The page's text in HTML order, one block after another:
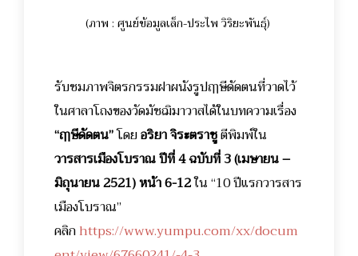
(ภาพ : ศูนย์ข้อมูลเล็ก-ประไพ วิริยะพันธุ์)
รับชมภาพจิตรกรรมฝาผนังรูปฤๅษีดัดตนที่วาดไว้
ในศาลาโถงของวัดมัชฌิมาวาสได้ในบทความเรื่อง
“ฤๅษีดัดตน”โดยอริยา จิระตราชูตีพิมพ์ใน
วารสารเมืองโบราณ ปีที่ 4 ฉบับที่ 3 (เมษายน –
มิถุนายน 2521) หน้า 6-12ใน “10 ปีแรกวารสาร
เมืองโบราณ”
คลิกhttps://www.yumpu.com/xx/docum